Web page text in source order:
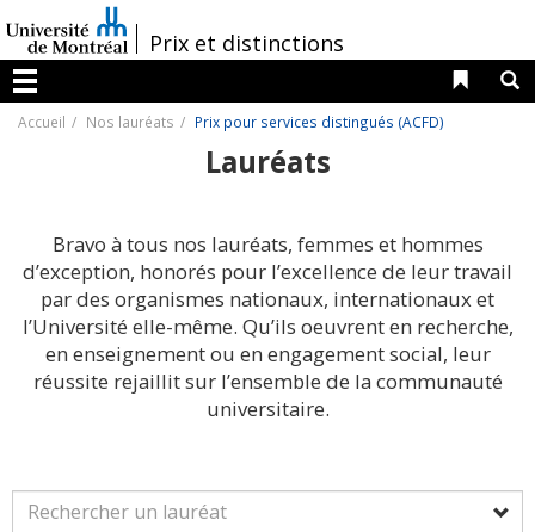
au
contenu
/Prix et distinctions
Menu
Liens
Accueil Nos lauréats Prix pour services distingués (ACFD)
Lauréats
Bravo à tous nos lauréats, femmes et hommes
d’exception, honorés pour l’excellence de leur travail
par des organismes nationaux, internationaux et
l’Université elle-même. Qu’ils oeuvrent en recherche,
en enseignement ou en engagement social, leur
réussite rejaillit sur l’ensemble de la communauté
universitaire.